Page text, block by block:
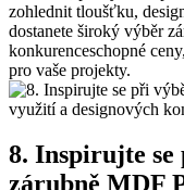
zohlednit tloušťku,
dostanete široký výběr
konkurenceschopné
pro vaše projekty.
8. Inspirujte se
zárubně MDF